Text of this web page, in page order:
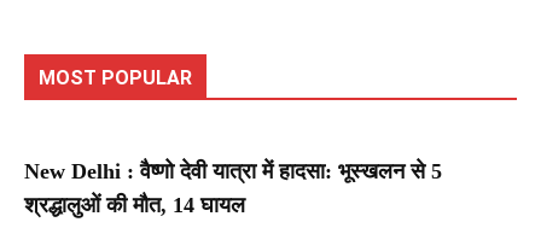
MOST POPULAR
New Delhi : वैष्णो देवी यात्रा में हादसा: भूस्खलन से 5
श्रद्धालुओं की मौत, 14 घायल